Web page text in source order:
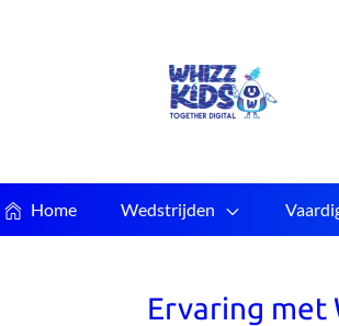
Home Wedstrijden
Ervaring met